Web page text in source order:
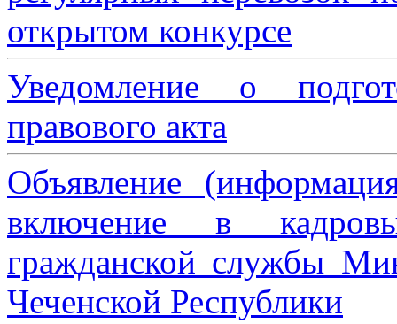
открытом конкурсе
Уведомление о
правового акта
Объявление
включение в
гражданской службы
Чеченской Республики